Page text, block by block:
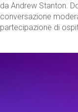
da Andrew Stanton.
conversazione
partecipazione di